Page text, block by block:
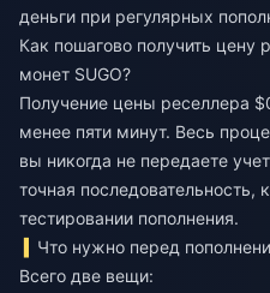
деньги при регулярных
Как пошагово получить цену
монет SUGO?
Получение цены реселлера
менее пяти минут. Весь
вы никогда не передаете
точная последовательность,
тестировании пополнения.
Что нужно перед
Всего две вещи: